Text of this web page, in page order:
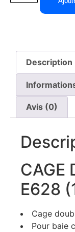
Description
Avis (0)
CAGE
E628
Cage
Pour baie